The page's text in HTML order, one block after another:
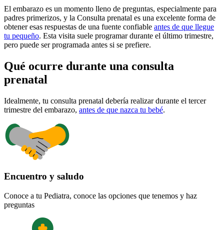
El embarazo es un momento lleno de preguntas, especialmente para
padres primerizos, y la Consulta prenatal es una excelente forma de
obtener esas respuestas de una fuente confiable antes de que llegue
tu pequeño. Esta visita suele programar durante el último trimestre,
pero puede ser programada antes si se prefiere.
Qué ocurre durante una consulta
prenatal
Idealmente, tu consulta prenatal debería realizar durante el tercer
trimestre del embarazo, antes de que nazca tu bebé.
Encuentro y saludo
Conoce a tu Pediatra, conoce las opciones que tenemos y haz
preguntas